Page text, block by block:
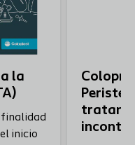
la
finalidad
inicio